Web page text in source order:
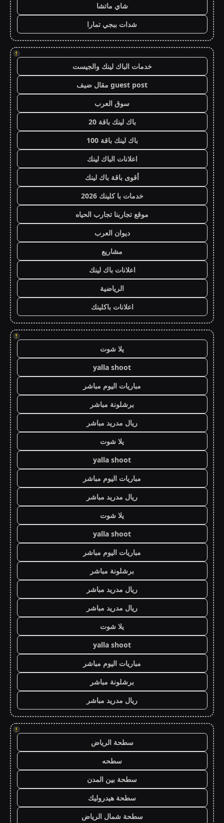
شاي ماتشا
شدات ببجي تمارا
!
خدمات الباك لينك والجيست
guest post مقال ضيف
سوق العرب
باك لينك باقة 20
باك لينك باقة 100
اعلانات الباك لينك
أقوى باقة باك لينك
خدمات با كلينك 2026
موقع تجاربنا تجارب الحياه
ديوان العرب
مشاريع
اعلانات باك لينك
الرياضية
اعلانات باكلينك
!
يلا شوت
yalla shoot
مباريات اليوم مباشر
برشلونة مباشر
ريال مدريد مباشر
يلا شوت
yalla shoot
مباريات اليوم مباشر
ريال مدريد مباشر
يلا شوت
yalla shoot
مباريات اليوم مباشر
برشلونة مباشر
ريال مدريد مباشر
ريال مدريد مباشر
يلا شوت
yalla shoot
مباريات اليوم مباشر
برشلونة مباشر
ريال مدريد مباشر
!
سطحة الرياض
سطحه
سطحة بين المدن
سطحة هيدروليك
سطحة شمال الرياض